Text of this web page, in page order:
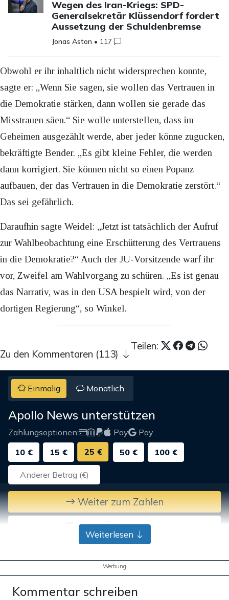
Wegen des Iran-Kriegs: SPD-
Generalsekretär Klüssendorf fordert
Aussetzung der Schuldenbremse
Jonas Aston • 117
Obwohl er ihr inhaltlich nicht widersprechen konnte,
sagte er: „Wenn Sie sagen, sie wollen das Vertrauen in
die Demokratie stärken, dann wollen sie gerade das
Misstrauen säen.“ Sie wolle unterstellen, dass im
Geheimen ausgezählt werde, aber jeder könne zugucken,
bekräftigte Bender. „Es gibt kleine Fehler, die werden
dann korrigiert. Sie können nicht so einen Popanz
aufbauen, der das Vertrauen in die Demokratie zerstört.“
Das sei gefährlich.
Daraufhin sagte Weidel: „Jetzt ist tatsächlich der Aufruf
zur Wahlbeobachtung eine Erschütterung des Vertrauens
in die Demokratie?“ Auch der JU-Vorsitzende warf ihr
vor, Zweifel am Wahlvorgang zu schüren. „Es ist genau
das Narrativ, was in den USA bespielt wird, von der
dortigen Regierung“, so Winkel.
Teilen:
Zu den Kommentaren (113)
Einmalig Monatlich
Apollo News unterstützen
Zahlungsoptionen: Pay
Pay
10 €
15 € 25 € 50 € 100 €
Weiter zum Zahlen
Bank-Überweisung
Weiterlesen
Werbung
Kommentar schreiben